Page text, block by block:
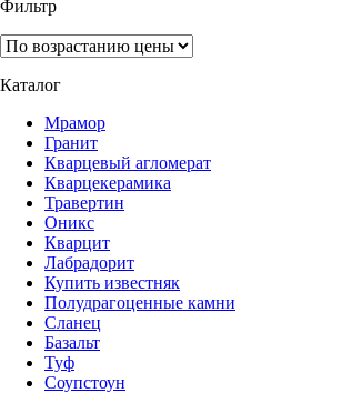
Фильтр
Каталог
Мрамор
Гранит
Кварцевый агломерат
Кварцекерамика
Травертин
Оникс
Кварцит
Лабрадорит
Купить известняк
Полудрагоценные камни
Сланец
Базальт
Туф
Соупстоун